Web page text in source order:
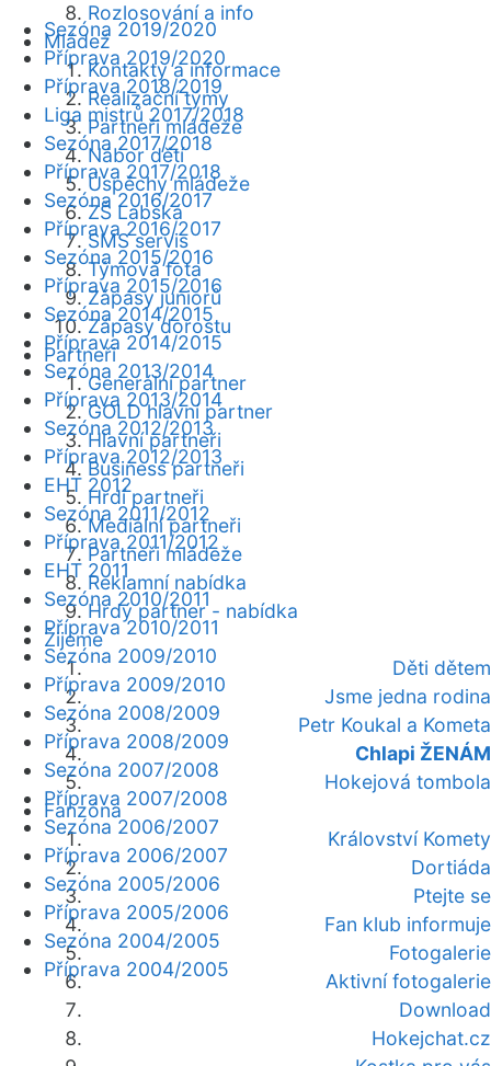
Rozlosování a info
Mládež
Kontakty a informace
Realizační týmy
Partneři mládeže
Nábor dětí
Úspěchy mládeže
ZŠ Labská
SMS servis
Týmová fota
Zápasy juniorů
Zápasy dorostu
Partneři
Generální partner
GOLD hlavní partner
Hlavní partneři
Business partneři
Hrdí partneři
Mediální partneři
Partneři mládeže
Reklamní nabídka
Hrdý partner - nabídka
Žijeme
Děti dětem
Jsme jedna rodina
Petr Koukal a Kometa
Chlapi ŽENÁM
Hokejová tombola
Fanzóna
Království Komety
Dortiáda
Ptejte se
Fan klub informuje
Fotogalerie
Aktivní fotogalerie
Download
Hokejchat.cz
Sezóna 2019/2020
Příprava 2019/2020
Příprava 2018/2019
Liga mistrů 2017/2018
Sezóna 2017/2018
Příprava 2017/2018
Sezóna 2016/2017
Příprava 2016/2017
Sezóna 2015/2016
Příprava 2015/2016
Sezóna 2014/2015
Příprava 2014/2015
Sezóna 2013/2014
Příprava 2013/2014
Sezóna 2012/2013
Příprava 2012/2013
EHT 2012
Sezóna 2011/2012
Příprava 2011/2012
EHT 2011
Sezóna 2010/2011
Příprava 2010/2011
Sezóna 2009/2010
Příprava 2009/2010
Sezóna 2008/2009
Příprava 2008/2009
Sezóna 2007/2008
Příprava 2007/2008
Sezóna 2006/2007
Příprava 2006/2007
Sezóna 2005/2006
Příprava 2005/2006
Sezóna 2004/2005
Příprava 2004/2005